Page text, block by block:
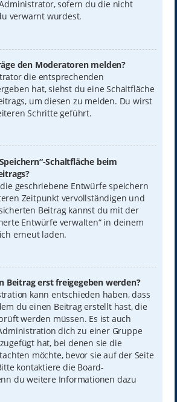
sofern du die nicht
verwarnt wurdest.
den Moderatoren melden?
die entsprechenden
hat, siehst du eine Schaltfläche
um diesen zu melden. Du wirst
Schritte geführt.
Schaltfläche beim
geschriebene Entwürfe speichern
Zeitpunkt vervollständigen und
Beitrag kannst du mit der
Entwürfe verwalten“ in deinem
erneut laden.
Beitrag erst freigegeben werden?
kann entschieden haben, dass
du einen Beitrag erstellt hast, die
werden müssen. Es ist auch
dich zu einer Gruppe
hat, bei denen sie die
möchte, bevor sie auf der Seite
kontaktiere die Board-
du weitere Informationen dazu